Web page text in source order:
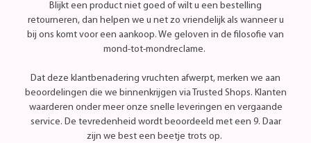
Blijkt een product niet goed of wilt u een bestelling
retourneren, dan helpen we u net zo vriendelijk als wanneer u
bij ons komt voor een aankoop. We geloven in de filosofie van
mond-tot-mondreclame.
Dat deze klantbenadering vruchten afwerpt, merken we aan
beoordelingen die we binnenkrijgen via Trusted Shops. Klanten
waarderen onder meer onze snelle leveringen en vergaande
service. De tevredenheid wordt beoordeeld met een 9. Daar
zijn we best een beetje trots op.